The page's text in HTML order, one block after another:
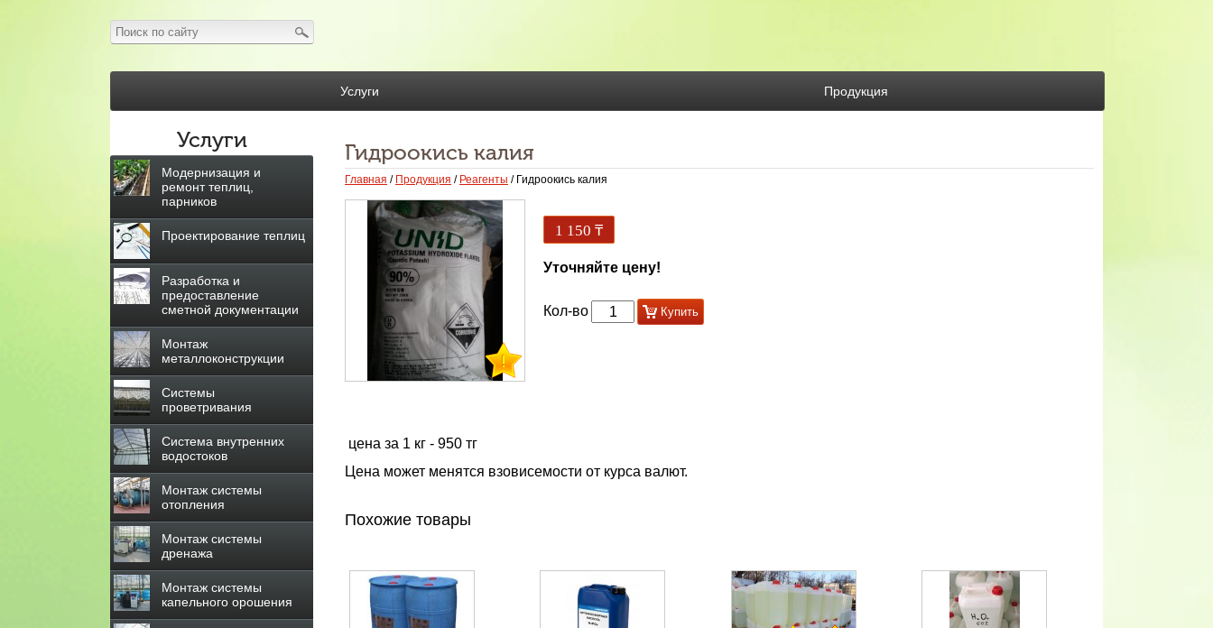
Услуги Продукция
Услуги
Модернизация и
ремонт теплиц,
парников
Проектирование теплиц
Разработка и
предоставление
сметной документации
Монтаж
металлоконструкции
Системы
проветривания
Система внутренних
водостоков
Монтаж системы
отопления
Монтаж системы
дренажа
Монтаж системы
капельного орошения
Гидроокись калия
Главная / Продукция / Реагенты / Гидроокись калия
1 150 ₸
Уточняйте цену!
Кол-во Купить
цена за 1 кг - 950 тг
Цена может менятся взовисемости от курса валют.
Похожие товары